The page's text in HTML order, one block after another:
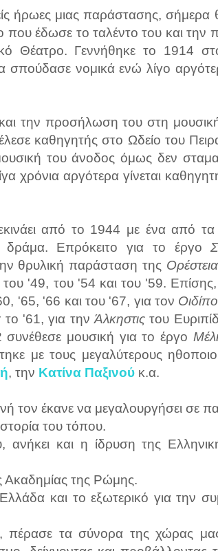
ήρωες μιας παράστασης,
έδωσε το ταλέντο του και την
Θέατρο. Γεννήθηκε το 1914
νομικά ενώ λίγο
την προσήλωση του στη
καθηγητής στο Ωδείο του
του άνοδος όμως δεν
χρόνια αργότερα γίνεται
από το 1944 με ένα από
δράμα. Επρόκειτο για το έργο
θρυλική παράσταση της
'49, του '54 και του '59. Επίσης,
'65, '66 και του '67, για τον
το '61, για τηνΆλκηστιςτου
μουσική για το έργο
με τους μεγαλύτερους
, την Κατίνα Παξινού κ.α.
τον έκανε να μεγαλουργήσει σε
του τόπου.
ανήκει και η ίδρυση της
Ακαδημίας της Ρώμης.
και το εξωτερικό για την
πέρασε τα σύνορα της χώρας